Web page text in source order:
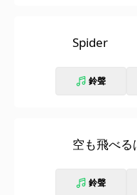
Spider
鈴聲
空も飛べる
鈴聲